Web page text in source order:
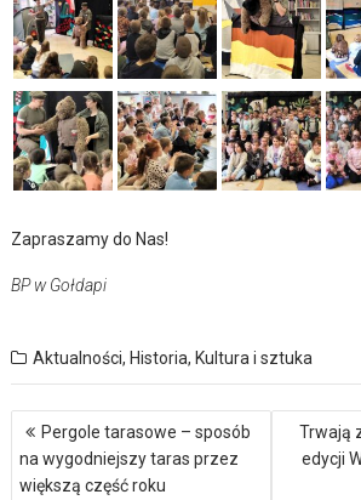
Zapraszamy do Nas!
BP w Gołdapi
Aktualności, Historia, Kultura i sztuka
Nawigacja
wpisu
Pergole tarasowe – sposób
na wygodniejszy taras przez
większą część roku
Trwają
edycji